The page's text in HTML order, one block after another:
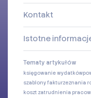
Kontakt
Istotne
Tematy artykułów
księgowanie wydatków
szablony fakturzeznania
koszt zatrudnienia